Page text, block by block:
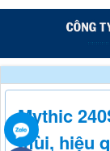
Mythic
mùi, hiệu